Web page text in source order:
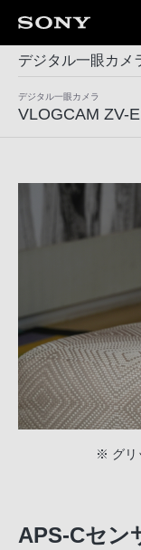
デジタル一眼カメ
デジタル一眼カメラ
VLOGCAM ZV-
※ グリ
APS-Cセン